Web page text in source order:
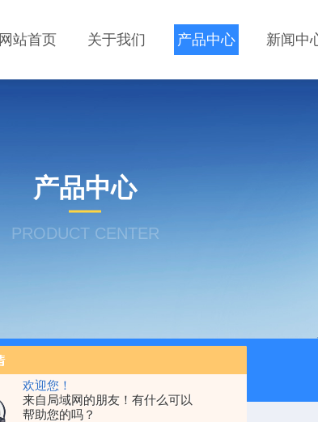
欢迎您！
来自局域网的朋友！有什么可以
帮助您的吗？
网站首页 关于我们 产品中心 新闻中
产品中心
PRODUCT CENTER
SSM-V玻